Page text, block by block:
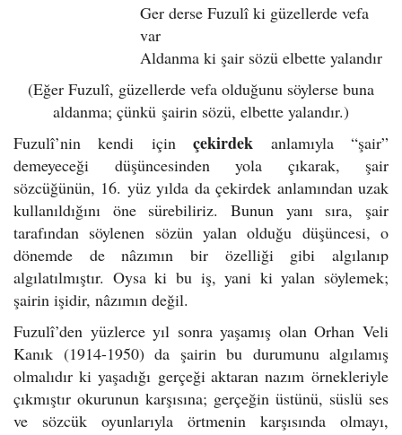
Ger derse Fuzulî ki güzellerde vefa
var
Aldanma ki şair sözü elbette yalandır
(Eğer Fuzulî, güzellerde vefa olduğunu söylerse buna
aldanma; çünkü şairin sözü, elbette yalandır.)
Fuzulî’nin kendi içinçekirdek anlamıyla “şair”
demeyeceği düşüncesinden yola çıkarak, şair
sözcüğünün, 16. yüz yılda da çekirdek anlamından uzak
kullanıldığını öne sürebiliriz. Bunun yanı sıra, şair
tarafından söylenen sözün yalan olduğu düşüncesi, o
dönemde de nâzımın bir özelliği gibi algılanıp
algılatılmıştır. Oysa ki bu iş, yani ki yalan söylemek;
şairin işidir, nâzımın değil.
Fuzulî’den yüzlerce yıl sonra yaşamış olan Orhan Veli
Kanık (1914-1950) da şairin bu durumunu algılamış
olmalıdır ki yaşadığı gerçeği aktaran nazım örnekleriyle
çıkmıştır okurunun karşısına; gerçeğin üstünü, süslü ses
ve sözcük oyunlarıyla örtmenin karşısında olmayı,